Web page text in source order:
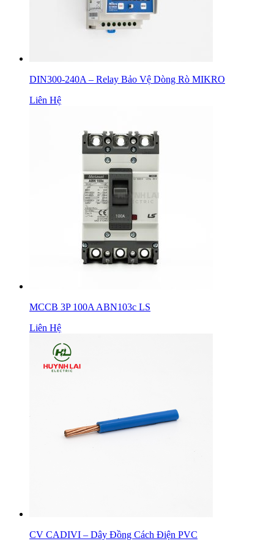
DIN300-240A – Relay Bảo Vệ Dòng Rò MIKRO
Liên Hệ
MCCB 3P 100A ABN103c LS
Liên Hệ
CV CADIVI – Dây Đồng Cách Điện PVC